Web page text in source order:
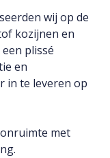
wij op de
kozijnen en
plissé
en
in te leveren op
met